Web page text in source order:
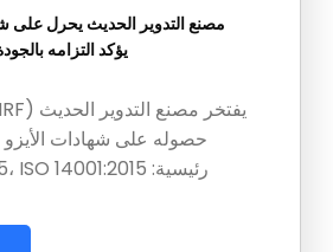
مصنع التدوير الحديث يحرل على
يؤكد التزامه
حصوله على شهادات الأيزو